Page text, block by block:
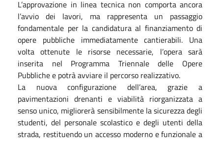
L’approvazione in linea tecnica non comporta ancora
l’avvio dei lavori, ma rappresenta un passaggio
fondamentale per la candidatura al finanziamento di
opere pubbliche immediatamente cantierabili. Una
volta ottenute le risorse necessarie, l’opera sarà
inserita nel Programma Triennale delle Opere
Pubbliche e potrà avviare il percorso realizzativo.
La nuova configurazione dell’area, grazie a
pavimentazioni drenanti e viabilità riorganizzata a
senso unico, migliorerà sensibilmente la sicurezza degli
studenti, del personale scolastico e degli utenti della
strada, restituendo un accesso moderno e funzionale a